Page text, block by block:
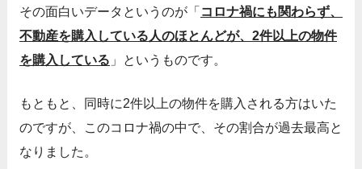
その面白いデータというのが「 コロナ禍にも関わらず、
不動産を購入している人のほとんどが、2件以上の物件
を購入している 」というものです。
もともと、同時に2件以上の物件を購入される方はいた
のですが、このコロナ禍の中で、その割合が過去最高と
なりました。